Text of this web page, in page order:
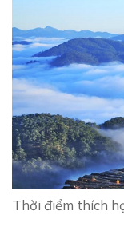
â
y
t
ạ
i
Đ
à
y
t
ạ
i
Đ
à
L
ạ
Thời điểm thích